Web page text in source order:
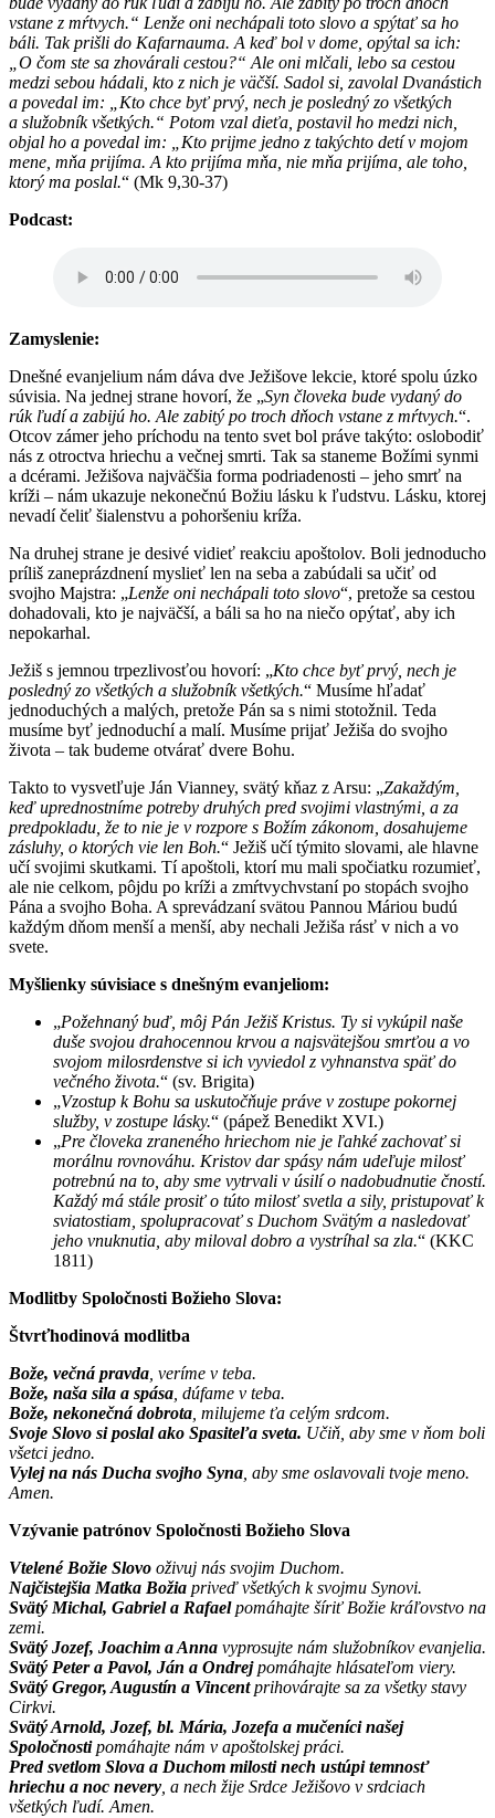
vstane z mŕtvych.“ Lenže oni nechápali toto slovo a spýtať sa ho
báli. Tak prišli do Kafarnauma. A keď bol v dome, opýtal sa ich:
„O čom ste sa zhovárali cestou?“ Ale oni mlčali, lebo sa cestou
medzi sebou hádali, kto z nich je väčší. Sadol si, zavolal Dvanástich
a povedal im: „Kto chce byť prvý, nech je posledný zo všetkých
a služobník všetkých.“ Potom vzal dieťa, postavil ho medzi nich,
objal ho a povedal im: „Kto prijme jedno z takýchto detí v mojom
mene, mňa prijíma. A kto prijíma mňa, nie mňa prijíma, ale toho,
ktorý ma poslal.“ (Mk 9,30-37)
Podcast:
Zamyslenie:
Dnešné evanjelium nám dáva dve Ježišove lekcie, ktoré spolu úzko
súvisia. Na jednej strane hovorí, že „Syn človeka bude vydaný do
rúk ľudí a zabijú ho. Ale zabitý po troch dňoch vstane z mŕtvych.“.
Otcov zámer jeho príchodu na tento svet bol práve takýto: oslobodiť
nás z otroctva hriechu a večnej smrti. Tak sa staneme Božími synmi
a dcérami. Ježišova najväčšia forma podriadenosti – jeho smrť na
kríži – nám ukazuje nekonečnú Božiu lásku k ľudstvu. Lásku, ktorej
nevadí čeliť šialenstvu a pohoršeniu kríža.
Na druhej strane je desivé vidieť reakciu apoštolov. Boli jednoducho
príliš zaneprázdnení myslieť len na seba a zabúdali sa učiť od
svojho Majstra: „Lenže oni nechápali toto slovo“, pretože sa cestou
dohadovali, kto je najväčší, a báli sa ho na niečo opýtať, aby ich
nepokarhal.
Ježiš s jemnou trpezlivosťou hovorí: „Kto chce byť prvý, nech je
posledný zo všetkých a služobník všetkých.“ Musíme hľadať
jednoduchých a malých, pretože Pán sa s nimi stotožnil. Teda
musíme byť jednoduchí a malí. Musíme prijať Ježiša do svojho
života – tak budeme otvárať dvere Bohu.
Takto to vysvetľuje Ján Vianney, svätý kňaz z Arsu: „Zakaždým,
keď uprednostníme potreby druhých pred svojimi vlastnými, a za
predpokladu, že to nie je v rozpore s Božím zákonom, dosahujeme
zásluhy, o ktorých vie len Boh.“ Ježiš učí týmito slovami, ale hlavne
učí svojimi skutkami. Tí apoštoli, ktorí mu mali spočiatku rozumieť,
ale nie celkom, pôjdu po kríži a zmŕtvychvstaní po stopách svojho
Pána a svojho Boha. A sprevádzaní svätou Pannou Máriou budú
každým dňom menší a menší, aby nechali Ježiša rásť v nich a vo
svete.
Myšlienky súvisiace s dnešným evanjeliom:
„Požehnaný buď, môj Pán Ježiš Kristus. Ty si vykúpil naše
duše svojou drahocennou krvou a najsvätejšou smrťou a vo
svojom milosrdenstve si ich vyviedol z vyhnanstva späť do
večného života.“ (sv. Brigita)
„Vzostup k Bohu sa uskutočňuje práve v zostupe pokornej
služby, v zostupe lásky.“ (pápež Benedikt XVI.)
„Pre človeka zraneného hriechom nie je ľahké zachovať si
morálnu rovnováhu. Kristov dar spásy nám udeľuje milosť
potrebnú na to, aby sme vytrvali v úsilí o nadobudnutie čností.
Každý má stále prosiť o túto milosť svetla a sily, pristupovať k
sviatostiam, spolupracovať s Duchom Svätým a nasledovať
jeho vnuknutia, aby miloval dobro a vystríhal sa zla.“ (KKC
1811)
Modlitby Spoločnosti Božieho Slova:
Štvrťhodinová modlitba
Bože, večná pravda, veríme v teba.
Bože, naša sila a spása, dúfame v teba.
Bože, nekonečná dobrota, milujeme ťa celým srdcom.
Svoje Slovo si poslal ako Spasiteľa sveta. Učiň, aby sme v ňom boli
všetci jedno.
Vylej na nás Ducha svojho Syna, aby sme oslavovali tvoje meno.
Amen.
Vzývanie patrónov Spoločnosti Božieho Slova
Vtelené Božie Slovo oživuj nás svojim Duchom.
Najčistejšia Matka Božia priveď všetkých k svojmu Synovi.
Svätý Michal, Gabriel a Rafaelpomáhajte šíriť Božie kráľovstvo na
zemi.
Svätý Jozef, Joachim a Anna vyprosujte nám služobníkov evanjelia.
Svätý Peter a Pavol, Ján a Ondrejpomáhajte hlásateľom viery.
Svätý Gregor, Augustín a Vincentprihovárajte sa za všetky stavy
Cirkvi.
Svätý Arnold, Jozef, bl. Mária, Jozefa a mučeníci našej
Spoločnostipomáhajte nám v apoštolskej práci.
Pred svetlom Slova a Duchom milosti nech ustúpi temnosť
hriechu a noc nevery, a nech žije Srdce Ježišovo v srdciach
všetkých ľudí. Amen.